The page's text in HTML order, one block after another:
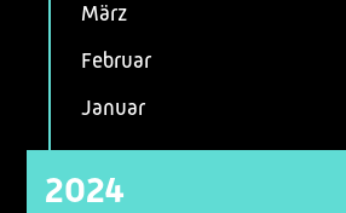
März
Februar
Januar
2024